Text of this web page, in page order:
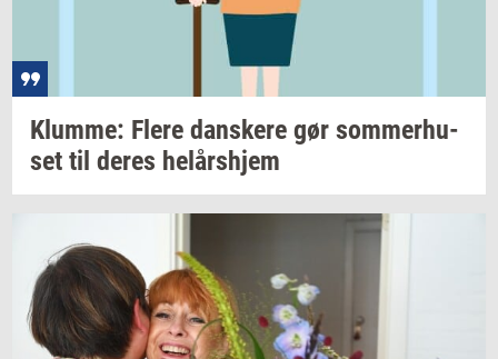
Klum­me: Flere dan­ske­re gør som­mer­hu­
set til deres helårs­hjem